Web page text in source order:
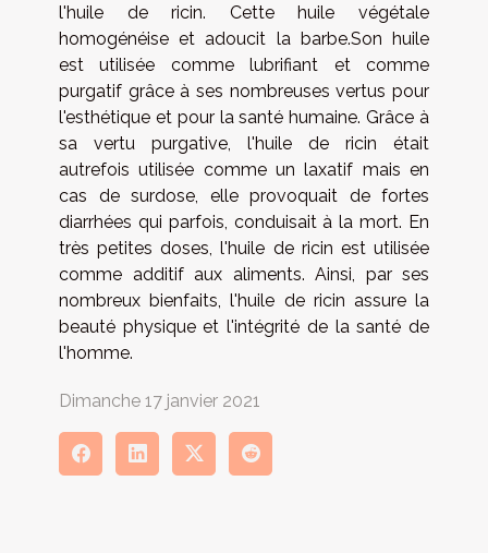
l'huile de ricin. Cette huile végétale
homogénéise et adoucit la barbe.Son huile
est utilisée comme lubrifiant et comme
purgatif grâce à ses nombreuses vertus pour
l'esthétique et pour la santé humaine. Grâce à
sa vertu purgative, l'huile de ricin était
autrefois utilisée comme un laxatif mais en
cas de surdose, elle provoquait de fortes
diarrhées qui parfois, conduisait à la mort. En
très petites doses, l'huile de ricin est utilisée
comme additif aux aliments. Ainsi, par ses
nombreux bienfaits, l'huile de ricin assure la
beauté physique et l'intégrité de la santé de
l'homme.
Dimanche 17 janvier 2021